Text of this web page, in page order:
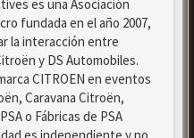
es una Asociación
fundada en el año 2007,
la interacción entre
y DS Automobiles.
CITROEN en eventos
Caravana Citroën,
o Fábricas de PSA